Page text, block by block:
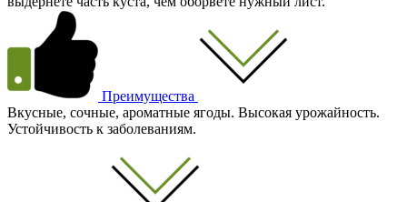
Преимущества
Вкусные, сочные, ароматные ягоды. Высокая урожайность.
Устойчивость к заболеваниям.